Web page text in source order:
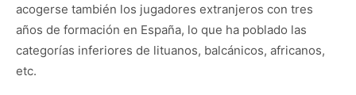
acogerse también los jugadores extranjeros con tres
años de formación en España, lo que ha poblado las
categorías inferiores de lituanos, balcánicos, africanos,
etc.